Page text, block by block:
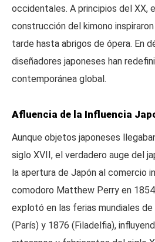
occidentales. A principios del XX,
construcción del kimono
tarde hasta abrigos de ópera. En
diseñadores japoneses han
contemporánea global.
Afluencia de la Influencia
Aunque objetos japoneses
siglo XVII, el verdadero auge del
la apertura de Japón al comercio
comodoro Matthew Perry en
explotó en las ferias mundiales
(París) y 1876 (Filadelfia),